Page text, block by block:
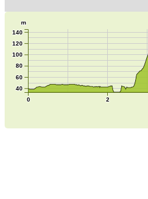
0 2
40
60
80
100
120
140
m